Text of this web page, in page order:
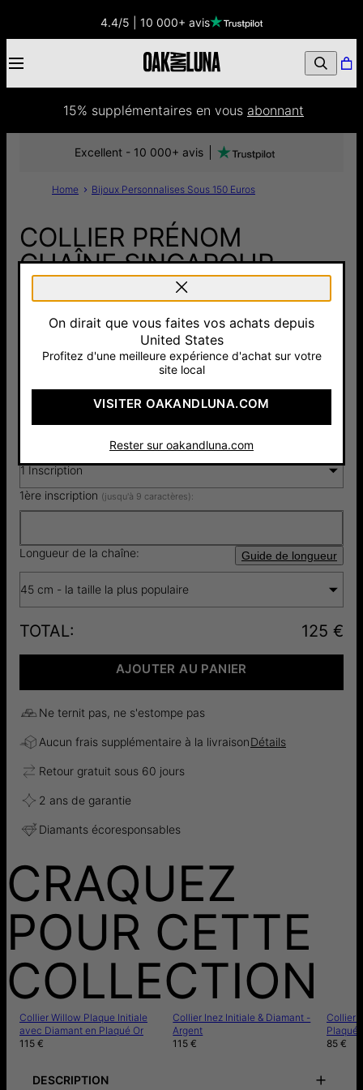
4.4/5 | 10 000+ avis
15% supplémentaires en vous abonnant
Home Bijoux Personnalises Sous 150 Euros
COLLIER PRÉNOM
CHAÎNE SINGAPOUR
AVEC DIAMANT -
PLAQUÉ OR
125 €
5.0 1 Avis
Excellent - 10 000+ avis
1 Inscription
1ère inscription (jusqu'à 9 caractères):
Longueur de la chaîne: Guide de longueur
45 cm - la taille la plus populaire
TOTAL: 125 €
AJOUTER AU PANIER
Ne ternit pas, ne s'estompe pas
Aucun frais supplémentaire à la livraisonDétails
Retour gratuit sous 60 jours
2 ans de garantie
Diamants écoresponsables
CRAQUEZ
POUR CETTE
COLLECTION
Collier Willow Plaque Initiale
avec Diamant en Plaqué Or
115 €
Collier Inez Initiale & Diamant -
Argent
115 €
Collier
Plaqué
85 €
DESCRIPTION
On dirait que vous faites vos achats depuis
United States
Profitez d'une meilleure expérience d'achat sur votre
site local
VISITER OAKANDLUNA.COM
Rester sur oakandluna.com